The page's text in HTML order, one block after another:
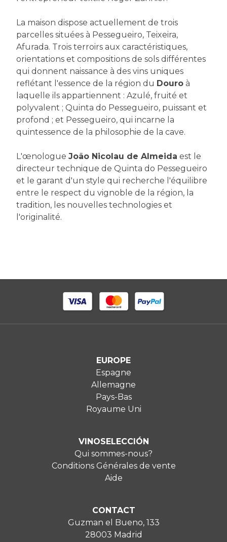
La maison dispose actuellement de trois
parcelles situées à Pessegueiro, Teixeira,
Afurada. Trois terroirs aux caractéristiques,
orientations et compositions de sols différentes
qui donnent naissance à des vins uniques
reflétant l'essence de la région du Douro à
laquelle ils appartiennent : Azulé, fruité et
polyvalent ; Quinta do Pessegueiro, puissant et
profond ; et Pessegueiro, qui incarne la
quintessence de la philosophie de la cave.
L'œnologue João Nicolau de Almeida est le
directeur technique de Quinta do Pessegueiro
et le garant d'un style qui recherche l'équilibre
entre le respect du vignoble de la région, la
tradition, les nouvelles technologies et
l'originalité.
EUROPE
Espagne
Allemagne
Pays-Bas
Royaume Uni
VINOSELECCIÓN
Qui sommes-nous?
Conditions Générales de vente
Aide
CONTACT
Guzman el Bueno, 133
28003 Madrid